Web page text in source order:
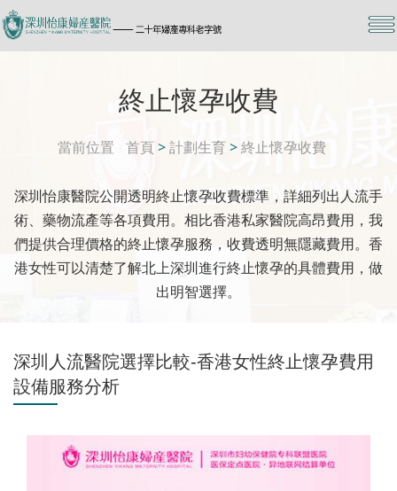
終止懷孕收費
當前位置 首頁 >計劃生育>終止懷孕收費
深圳怡康醫院公開透明終止懷孕收費標準，詳細列出人流手
術、藥物流產等各項費用。相比香港私家醫院高昂費用，我
們提供合理價格的終止懷孕服務，收費透明無隱藏費用。香
港女性可以清楚了解北上深圳進行終止懷孕的具體費用，做
出明智選擇。
深圳人流醫院選擇比較-香港女性終止懷孕費用
設備服務分析